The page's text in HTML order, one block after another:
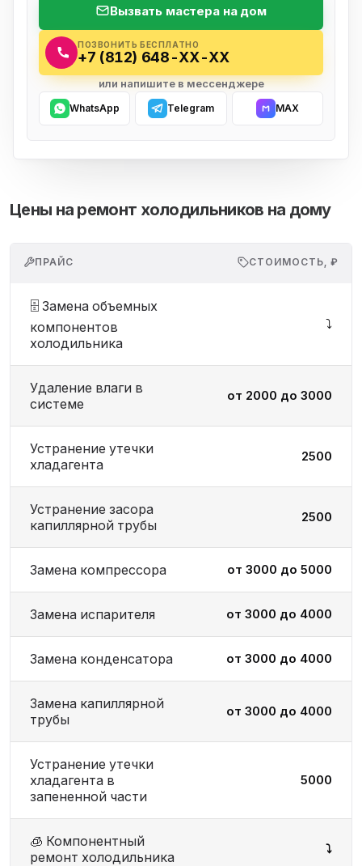
Вызвать мастера на дом
ПОЗВОНИТЬ БЕСПЛАТНО
+7 (812) 648-XX-XX
или напишите в мессенджере
WhatsApp Telegram MAX
Цены на ремонт холодильников на дому
ПРАЙС СТОИМОСТЬ, ₽
🗄️ Замена объемных
компонентов
холодильника
⤵️
Удаление влаги в
системе
от 2000 до 3000
Устранение утечки
хладагента
2500
Устранение засора
капиллярной трубы
2500
Замена компрессора от 3000 до 5000
Замена испарителя от 3000 до 4000
Замена конденсатора от 3000 до 4000
Замена капиллярной
трубы
от 3000 до 4000
Устранение утечки
хладагента в
запененной части
5000
🧊 Компонентный
ремонт холодильника
⤵️